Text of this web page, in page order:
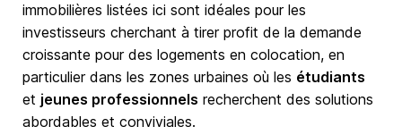
immobilières listées ici sont idéales pour les
investisseurs cherchant à tirer profit de la demande
croissante pour des logements en colocation, en
particulier dans les zones urbaines où les étudiants
et jeunes professionnels recherchent des solutions
abordables et conviviales.